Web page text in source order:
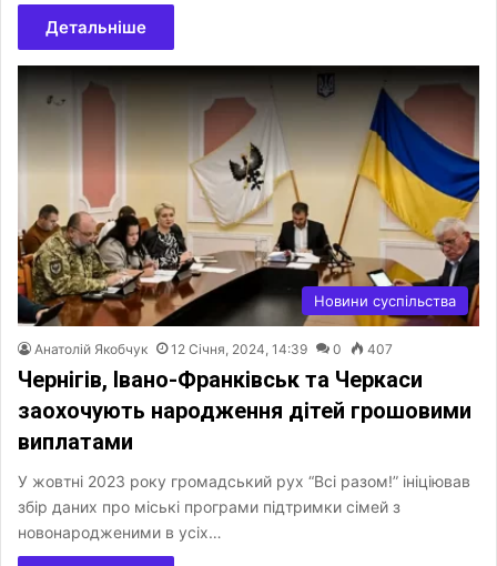
Детальніше
Новини суспільства
Анатолій Якобчук 12 Січня, 2024, 14:39 0 407
Чернігів, Івано-Франківськ та Черкаси
заохочують народження дітей грошовими
виплатами
У жовтні 2023 року громадський рух “Всі разом!” ініціював
збір даних про міські програми підтримки сімей з
новонародженими в усіх…